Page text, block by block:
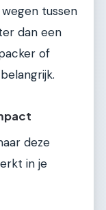
tussen
dan een
of
deze
in je